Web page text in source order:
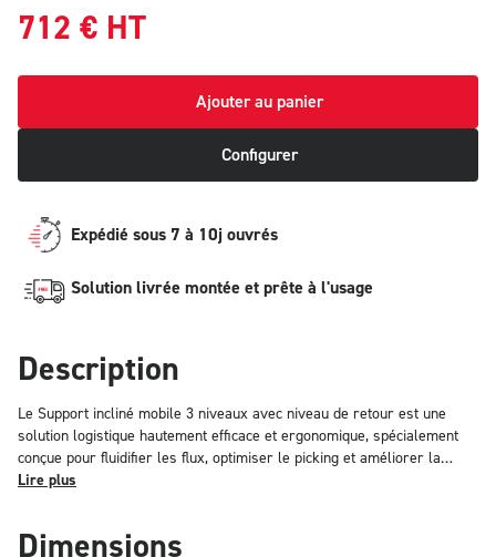
712 € HT
Ajouter au panier
Configurer
Expédié sous 7 à 10j ouvrés
Solution livrée montée et prête à l'usage
Description
Le Support incliné mobile 3 niveaux avec niveau de retour est une
solution logistique hautement efficace et ergonomique, spécialement
conçue pour fluidifier les flux, optimiser le picking et améliorer la
circulation des bacs et pièces en environnement industriel et
productivité. Structure légère, robuste et durable Grâce à sa structure
Lire plus
Dimensions